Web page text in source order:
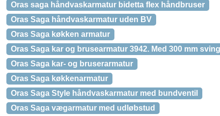
Oras saga håndvaskarmatur bidetta flex håndbruser
Oras Saga håndvaskarmatur uden BV
Oras Saga køkken armatur
Oras Saga kar og brusearmatur 3942. Med 300 mm
Oras Saga kar- og bruserarmatur
Oras Saga køkkenarmatur
Oras Saga Style håndvaskarmatur med bundventil
Oras Saga vægarmatur med udløbstud